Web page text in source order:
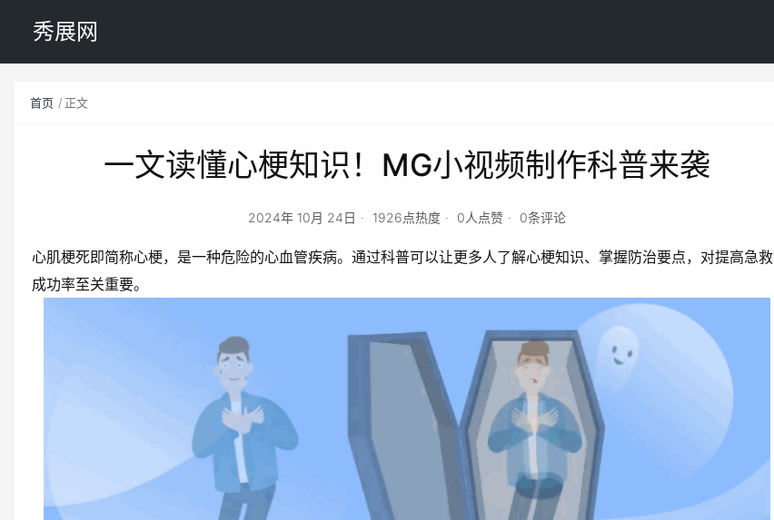
秀展网
首页 正文
一文读懂心梗知识！MG小视频制作科普来袭
2024年 10月 24日 1926点热度 0人点赞 0条评论
心肌梗死即简称心梗，是一种危险的心血管疾病。通过科普可以让更多人了解心梗知识、掌握防治要点，对提高急救
成功率至关重要。